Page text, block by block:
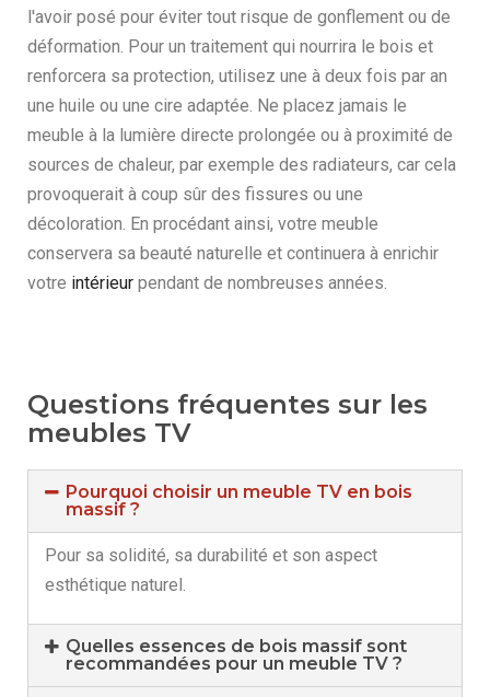
l'avoir posé pour éviter tout risque de gonflement ou de
déformation. Pour un traitement qui nourrira le bois et
renforcera sa protection, utilisez une à deux fois par an
une huile ou une cire adaptée. Ne placez jamais le
meuble à la lumière directe prolongée ou à proximité de
sources de chaleur, par exemple des radiateurs, car cela
provoquerait à coup sûr des fissures ou une
décoloration. En procédant ainsi, votre meuble
conservera sa beauté naturelle et continuera à enrichir
votre intérieur pendant de nombreuses années.
Questions fréquentes sur les
meubles TV
Pourquoi choisir un meuble TV en bois
massif ?
Pour sa solidité, sa durabilité et son aspect
esthétique naturel.
Quelles essences de bois massif sont
recommandées pour un meuble TV ?